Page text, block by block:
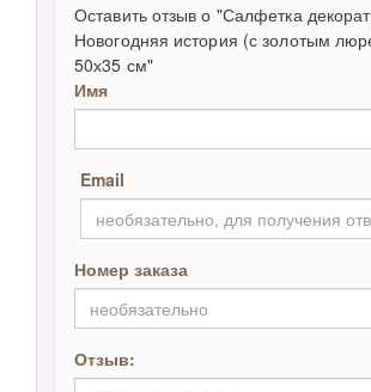
Оставить отзыв о "Салфетка
Новогодняя история (с золотым
50х35 см"
Имя
Email
Номер заказа
Отзыв: